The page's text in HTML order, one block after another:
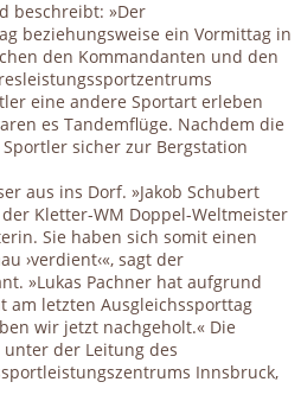
beschreibt: »Der
beziehungsweise ein Vormittag in
den Kommandanten und den
eine andere Sportart erleben
es Tandemflüge. Nachdem die
sicher zur Bergstation
aus ins Dorf. »Jakob Schubert
Kletter-WM Doppel-Weltmeister
Sie haben sich somit einen
›verdient‹«, sagt der
»Lukas Pachner hat aufgrund
am letzten Ausgleichssporttag
wir jetzt nachgeholt.« Die
der Leitung des
Innsbruck,